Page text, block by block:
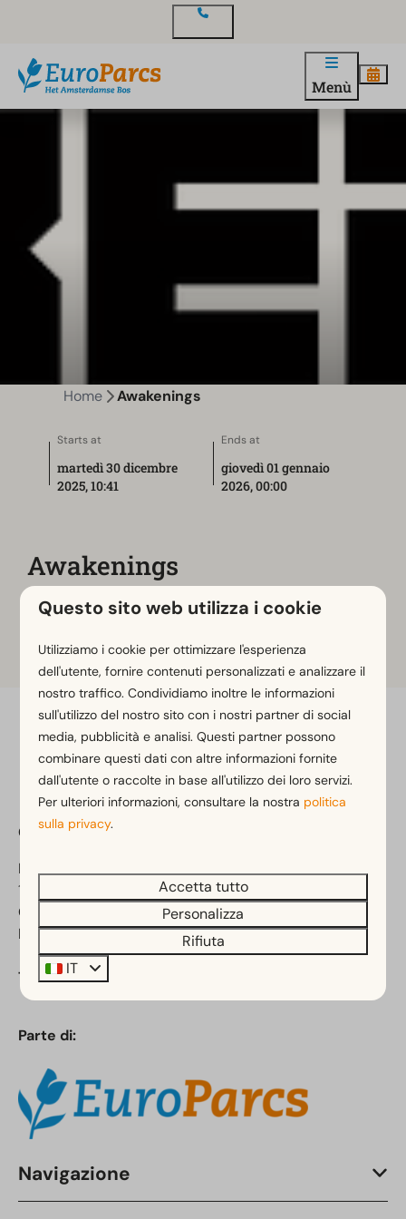
Menù
Home Awakenings
Starts at
martedì 30 dicembre
2025, 10:41
Ends at
giovedì 01 gennaio
2026, 00:00
Awakenings
Enjoy various Awakenings parties at the nearby
January.
Paga in sicurezza
Campeggio Het Amsterdamse Bos
Kleine Noorddijk 1
1187 NZ Amstelveen
Olanda Settentrionale
Paesi Bassi
Telefono:+31 (0)88 070 8420
Parte di:
Navigazione
Questo sito web utilizza i cookie
Utilizziamo i cookie per ottimizzare l'esperienza
dell'utente, fornire contenuti personalizzati e analizzare il
nostro traffico. Condividiamo inoltre le informazioni
sull'utilizzo del nostro sito con i nostri partner di social
media, pubblicità e analisi. Questi partner possono
combinare questi dati con altre informazioni fornite
dall'utente o raccolte in base all'utilizzo dei loro servizi.
Per ulteriori informazioni, consultare la nostra politica
sulla privacy.
Accetta tutto
Personalizza
Rifiuta
IT